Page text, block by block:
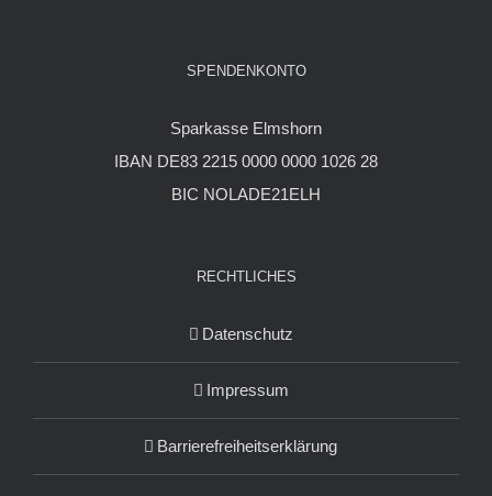
SPENDENKONTO
Sparkasse Elmshorn
IBAN DE83 2215 0000 0000 1026 28
BIC NOLADE21ELH
RECHTLICHES
Datenschutz
Impressum
Barrierefreiheitserklärung